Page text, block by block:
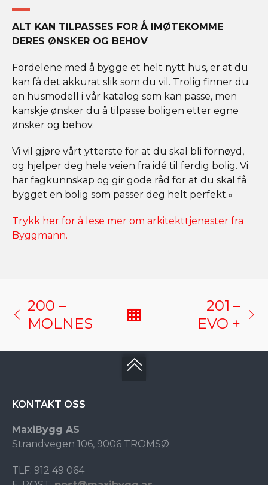
ALT KAN TILPASSES FOR Å IMØTEKOMME
DERES ØNSKER OG BEHOV
Fordelene med å bygge et helt nytt hus, er at du
kan få det akkurat slik som du vil. Trolig finner du
en husmodell i vår katalog som kan passe, men
kanskje ønsker du å tilpasse boligen etter egne
ønsker og behov.
Vi vil gjøre vårt ytterste for at du skal bli fornøyd,
og hjelper deg hele veien fra idé til ferdig bolig. Vi
har fagkunnskap og gir gode råd for at du skal få
bygget en bolig som passer deg helt perfekt.»
Trykk her for å lese mer om arkitekttjenester fra
Byggmann.
200 –
MOLNES
201 –
EVO +
KONTAKT OSS
MaxiBygg AS
Strandvegen 106, 9006 TROMSØ
TLF: 912 49 064